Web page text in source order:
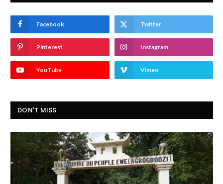
Facebook Twitter
Pinterest Instagram
YouTube Vimeo
DON'T MISS